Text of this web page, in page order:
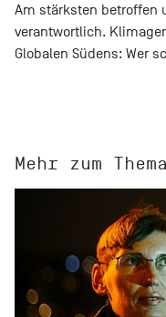
Am stärksten betroffen
verantwortlich.
Globalen Südens: Wer
Mehr zum Thema